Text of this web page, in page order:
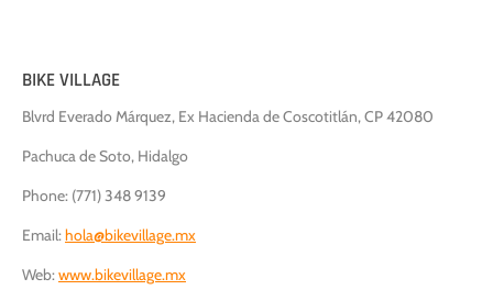
BIKE VILLAGE
Blvrd Everado Márquez, Ex Hacienda de Coscotitlán, CP 42080
Pachuca de Soto, Hidalgo
Phone: (771) 348 9139
Email:hola@bikevillage.mx
Web:www.bikevillage.mx